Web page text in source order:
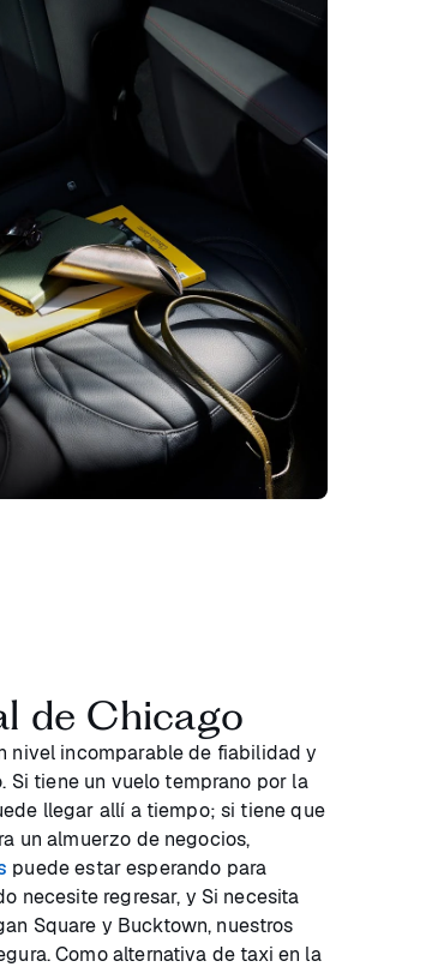
de Chicago
nivel incomparable de fiabilidad y
tiene un vuelo temprano por la
llegar allí a tiempo; si tiene que
un almuerzo de negocios,
puede estar esperando para
necesite regresar, y Si necesita
Square y Bucktown, nuestros
Como alternativa de taxi en la